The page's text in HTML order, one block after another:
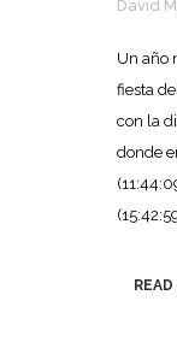
David
Un año
fiesta
con la
donde